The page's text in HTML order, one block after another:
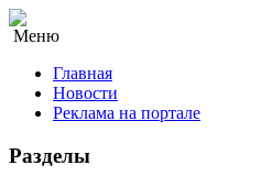
Меню
Главная
Новости
Реклама на портале
Разделы